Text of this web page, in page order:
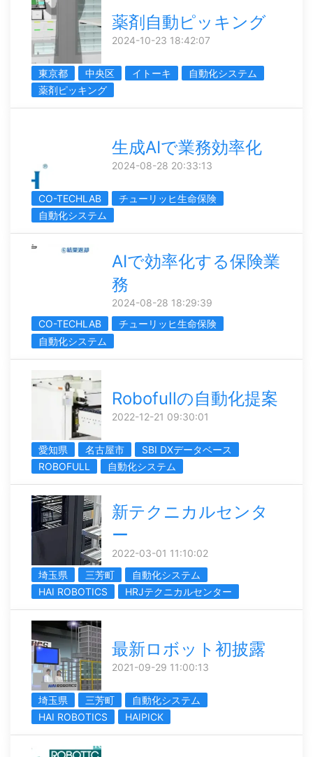
薬剤自動ピッキング
2024-10-23 18:42:07
東京都 中央区 イトーキ
自動化システム
薬剤ピッキング
生成AIで業務効率化
2024-08-28 20:33:13
CO-TECHLAB
チューリッヒ生命保険
自動化システム
AIで効率化する保険業
務
2024-08-28 18:29:39
CO-TECHLAB
チューリッヒ生命保険
自動化システム
Robofullの自動化提案
2022-12-21 09:30:01
愛知県 名古屋市
SBI DXデータベース
ROBOFULL
自動化システム
新テクニカルセンタ
ー
2022-03-01 11:10:02
埼玉県
三芳町
自動化システム
HAI ROBOTICS
HRJテクニカルセンター
最新ロボット初披露
2021-09-29 11:00:13
埼玉県 三芳町
自動化システム
HAI ROBOTICS
HAIPICK